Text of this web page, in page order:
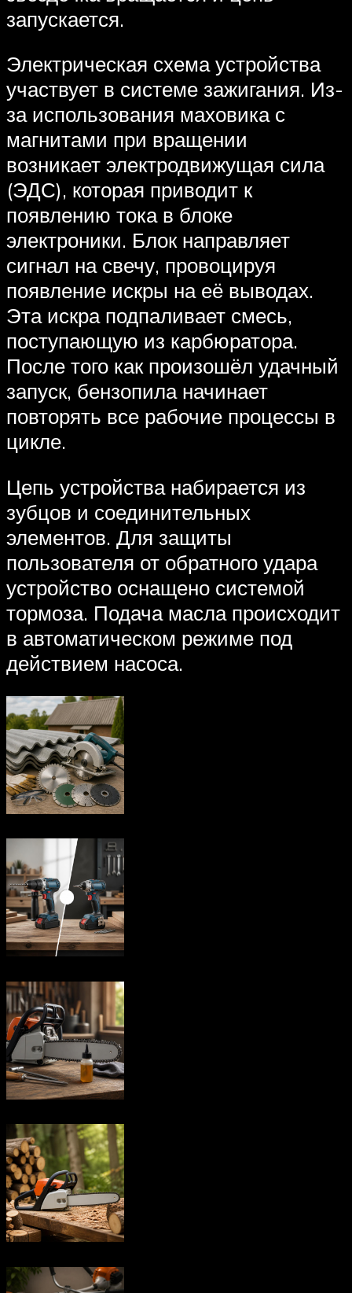
запускается.
Электрическая схема устройства
участвует в системе зажигания. Из-
за использования маховика с
магнитами при вращении
возникает электродвижущая сила
(ЭДС), которая приводит к
появлению тока в блоке
электроники. Блок направляет
сигнал на свечу, провоцируя
появление искры на её выводах.
Эта искра подпаливает смесь,
поступающую из карбюратора.
После того как произошёл удачный
запуск, бензопила начинает
повторять все рабочие процессы в
цикле.
Цепь устройства набирается из
зубцов и соединительных
элементов. Для защиты
пользователя от обратного удара
устройство оснащено системой
тормоза. Подача масла происходит
в автоматическом режиме под
действием насоса.